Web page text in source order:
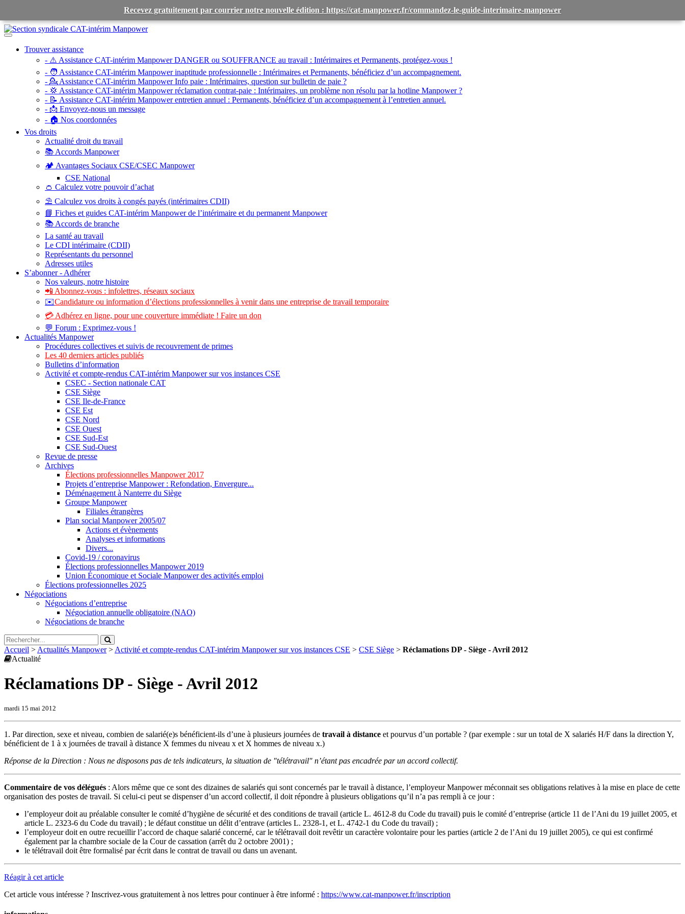
Toggle
navigationTrouver assistance
- ⚠️ Assistance CAT-intérim Manpower DANGER ou SOUFFRANCE au travail : Intérimaires et Permanents, protégez-vous !
- 🧑 Assistance CAT-intérim Manpower inaptitude professionnelle : Intérimaires et Permanents, bénéficiez d’un accompagnement.
- 💁 Assistance CAT-intérim Manpower Info paie : Intérimaires, question sur bulletin de paie ?
- 💢 Assistance CAT-intérim Manpower réclamation contrat-paie : Intérimaires, un problème non résolu par la hotline Manpower ?
- 📝 Assistance CAT-intérim Manpower entretien annuel : Permanents, bénéficiez d’un accompagnement à l’entretien annuel.
- 📩 Envoyez-nous un message
- 🏠 Nos coordonnées
Vos droits
Actualité droit du travail
📚 Accords Manpower
🏕️ Avantages Sociaux CSE/CSEC Manpower
CSE National
👛 Calculez votre pouvoir d’achat
⛱️ Calculez vos droits à congés payés (intérimaires CDII)
📘 Fiches et guides CAT-intérim Manpower de l’intérimaire et du permanent Manpower
📚 Accords de branche
La santé au travail
Le CDI intérimaire (CDII)
Représentants du personnel
Adresses utiles
S’abonner - Adhérer
Nos valeurs, notre histoire
📲 Abonnez-vous : infolettres, réseaux sociaux
✉️Candidature ou information d’élections professionnelles à venir dans une entreprise de travail temporaire
💳 Adhérez en ligne, pour une couverture immédiate ! Faire un don
💬 Forum : Exprimez-vous !
Actualités Manpower
Procédures collectives et suivis de recouvrement de primes
Les 40 derniers articles publiés
Bulletins d’information
Activité et compte-rendus CAT-intérim Manpower sur vos instances CSE
CSEC - Section nationale CAT
CSE Siège
CSE Ile-de-France
CSE Est
CSE Nord
CSE Ouest
CSE Sud-Est
CSE Sud-Ouest
Revue de presse
Archives
Élections professionnelles Manpower 2017
Projets d’entreprise Manpower : Refondation, Envergure...
Déménagement à Nanterre du Siège
Groupe Manpower
Filiales étrangères
Plan social Manpower 2005/07
Actions et évènements
Analyses et informations
Divers...
Covid-19 / coronavirus
Élections professionnelles Manpower 2019
Union Économique et Sociale Manpower des activités emploi
Élections professionnelles 2025
Négociations
Négociations d’entreprise
Négociation annuelle obligatoire (NAO)
Négociations de branche
Accueil > Actualités Manpower> Activité et compte-rendus CAT-intérim Manpower sur vos instances CSE > CSE Siège > Réclamations DP - Siège - Avril 2012
Actualité
Réclamations DP - Siège - Avril 2012
mardi 15 mai 2012
1. Par direction, sexe et niveau, combien de salarié(e)s bénéficient-ils d’une à plusieurs journées de travail à distance et pourvus d’un portable ? (par exemple : sur un total de X salariés H/F dans la direction Y,
bénéficient de 1 à x journées de travail à distance X femmes du niveau x et X hommes de niveau x.)
Réponse de la Direction : Nous ne disposons pas de tels indicateurs, la situation de "télétravail" n’étant pas encadrée par un accord collectif.
Commentaire de vos délégués : Alors même que ce sont des dizaines de salariés qui sont concernés par le travail à distance, l’employeur Manpower méconnait ses obligations relatives à la mise en place de cette
organisation des postes de travail. Si celui-ci peut se dispenser d’un accord collectif, il doit répondre à plusieurs obligations qu’il n’a pas rempli à ce jour :
l’employeur doit au préalable consulter le comité d’hygiène de sécurité et des conditions de travail (article L. 4612-8 du Code du travail) puis le comité d’entreprise (article 11 de l’Ani du 19 juillet 2005, et
article L. 2323-6 du Code du travail) ; le défaut constitue un délit d’entrave (articles L. 2328-1, et L. 4742-1 du Code du travail) ;
l’employeur doit en outre recueillir l’accord de chaque salarié concerné, car le télétravail doit revêtir un caractère volontaire pour les parties (article 2 de l’Ani du 19 juillet 2005), ce qui est confirmé
également par la chambre sociale de la Cour de cassation (arrêt du 2 octobre 2001) ;
le télétravail doit être formalisé par écrit dans le contrat de travail ou dans un avenant.
Réagir à cet article
Cet article vous intéresse ? Inscrivez-vous gratuitement à nos lettres pour continuer à être informé : https://www.cat-manpower.fr/inscription
Recevez gratuitement par courrier notre nouvelle édition : https://cat-manpower.fr/commandez-le-guide-interimaire-manpower